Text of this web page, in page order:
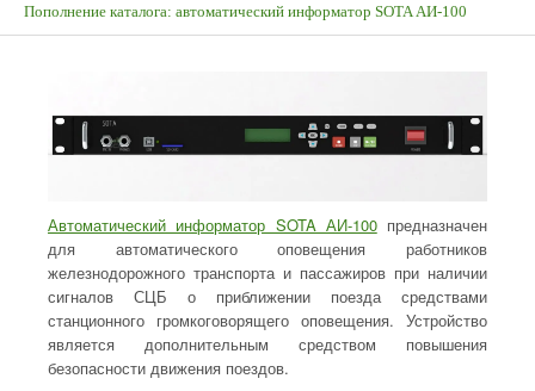
Пополнение каталога: автоматический информатор SOTA АИ-100
Автоматический информатор SOTA АИ-100предназначен
для автоматического оповещения работников
железнодорожного транспорта и пассажиров при наличии
сигналов СЦБ о приближении поезда средствами
станционного громкоговорящего оповещения. Устройство
является дополнительным средством повышения
безопасности движения поездов.